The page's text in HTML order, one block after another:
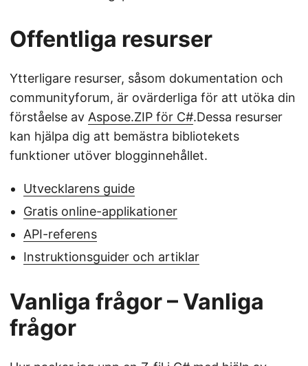
Offentliga resurser
Ytterligare resurser, såsom dokumentation och
communityforum, är ovärderliga för att utöka din
förståelse av Aspose.ZIP för C#.Dessa resurser
kan hjälpa dig att bemästra bibliotekets
funktioner utöver blogginnehållet.
Utvecklarens guide
Gratis online-applikationer
API-referens
Instruktionsguider och artiklar
Vanliga frågor – Vanliga
frågor